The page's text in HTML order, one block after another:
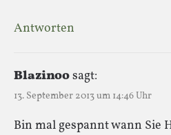
Antworten
Blazinoosagt:
13. September 2013 um 14:46 Uhr
Bin mal gespannt wann Sie